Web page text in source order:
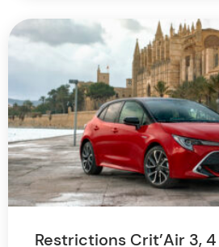
Restrictions Crit’Air 3,